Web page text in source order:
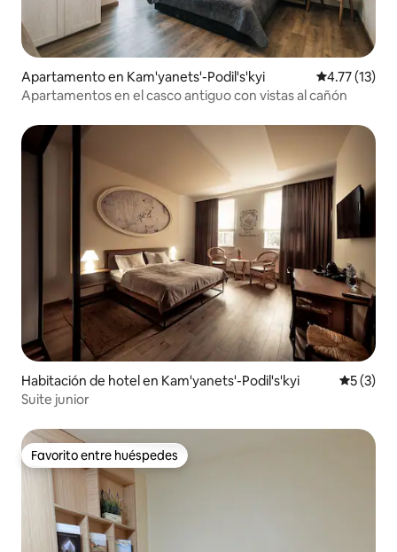
Apartamento en Kam'yanets'-Podil's'kyi Calificación
4.77 (13)
Apartamentos en el casco antiguo con vistas al cañón
Habitación de hotel en Kam'yanets'-Podil's'kyi
5 (3)
Suite junior
Favorito entre huéspedes
Favorito entre huéspedes